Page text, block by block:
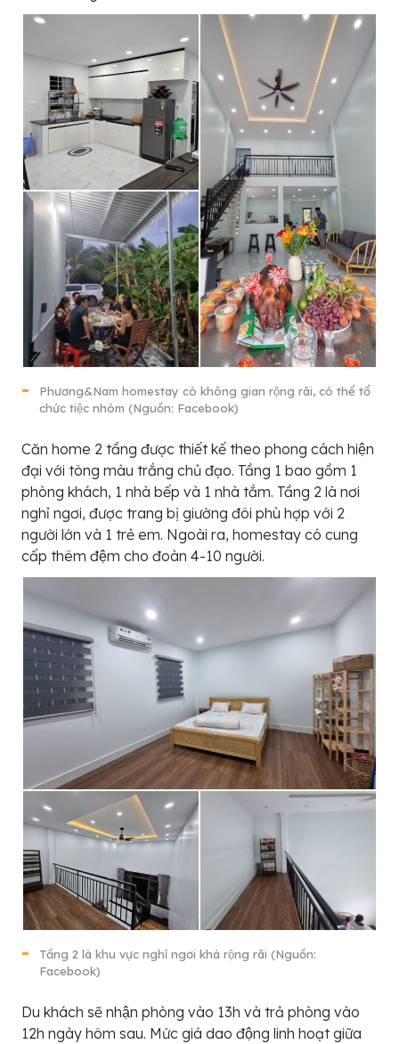
Phương&Nam homestay có không gian rộng rãi, có thể tổ
chức tiệc nhóm (Nguồn: Facebook)
Căn home 2 tầng được thiết kế theo phong cách hiện
đại với tông màu trắng chủ đạo. Tầng 1 bao gồm 1
phòng khách, 1 nhà bếp và 1 nhà tắm. Tầng 2 là nơi
nghỉ ngơi, được trang bị giường đôi phù hợp với 2
người lớn và 1 trẻ em. Ngoài ra, homestay có cung
cấp thêm đệm cho đoàn 4-10 người.
Tầng 2 là khu vực nghỉ ngơi khá rộng rãi (Nguồn:
Facebook)
Du khách sẽ nhận phòng vào 13h và trả phòng vào
12h ngày hôm sau. Mức giá dao động linh hoạt giữa